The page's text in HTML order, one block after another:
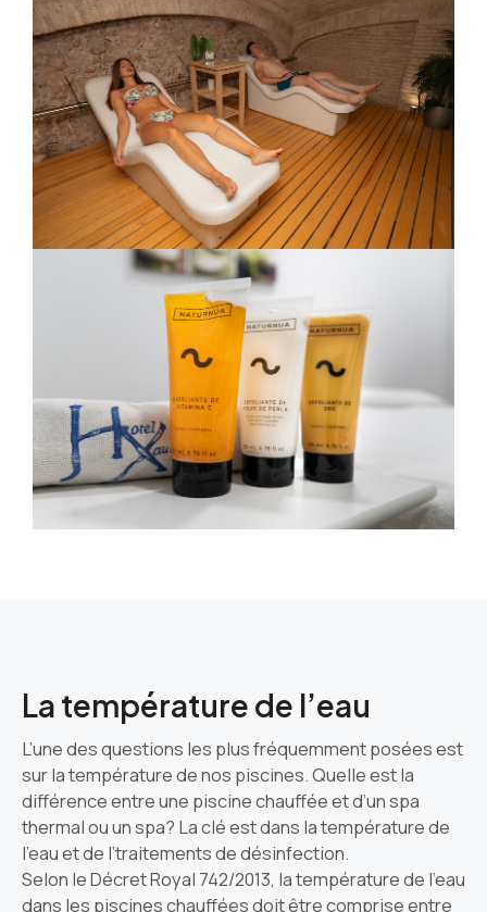
La température de l’eau
L’une des questions les plus fréquemment posées est
sur la température de nos piscines. Quelle est la
différence entre une piscine chauffée et d’un spa
thermal ou un spa? La clé est dans la température de
l’eau et de l’traitements de désinfection.
Selon le Décret Royal 742/2013, la température de l’eau
dans les piscines chauffées doit être comprise entre